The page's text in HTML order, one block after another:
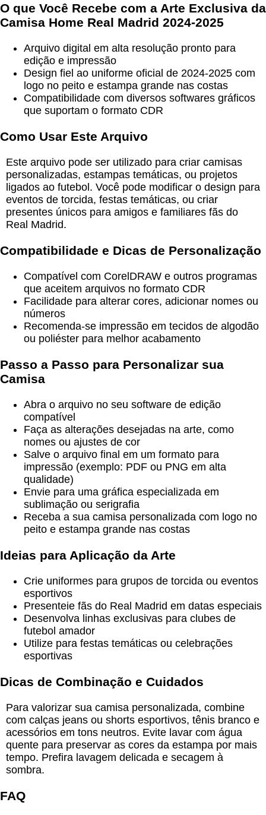
O que Você Recebe com a Arte Exclusiva da
Camisa Home Real Madrid 2024-2025
Arquivo digital em alta resolução pronto para
edição e impressão
Design fiel ao uniforme oficial de 2024-2025 com
logo no peito e estampa grande nas costas
Compatibilidade com diversos softwares gráficos
que suportam o formato CDR
Como Usar Este Arquivo
Este arquivo pode ser utilizado para criar camisas
personalizadas, estampas temáticas, ou projetos
ligados ao futebol. Você pode modificar o design para
eventos de torcida, festas temáticas, ou criar
presentes únicos para amigos e familiares fãs do
Real Madrid.
Compatibilidade e Dicas de Personalização
Compatível com CorelDRAW e outros programas
que aceitem arquivos no formato CDR
Facilidade para alterar cores, adicionar nomes ou
números
Recomenda-se impressão em tecidos de algodão
ou poliéster para melhor acabamento
Passo a Passo para Personalizar sua
Camisa
Abra o arquivo no seu software de edição
compatível
Faça as alterações desejadas na arte, como
nomes ou ajustes de cor
Salve o arquivo final em um formato para
impressão (exemplo: PDF ou PNG em alta
qualidade)
Envie para uma gráfica especializada em
sublimação ou serigrafia
Receba a sua camisa personalizada com logo no
peito e estampa grande nas costas
Ideias para Aplicação da Arte
Crie uniformes para grupos de torcida ou eventos
esportivos
Presenteie fãs do Real Madrid em datas especiais
Desenvolva linhas exclusivas para clubes de
futebol amador
Utilize para festas temáticas ou celebrações
esportivas
Dicas de Combinação e Cuidados
Para valorizar sua camisa personalizada, combine
com calças jeans ou shorts esportivos, tênis branco e
acessórios em tons neutros. Evite lavar com água
quente para preservar as cores da estampa por mais
tempo. Prefira lavagem delicada e secagem à
sombra.
FAQ